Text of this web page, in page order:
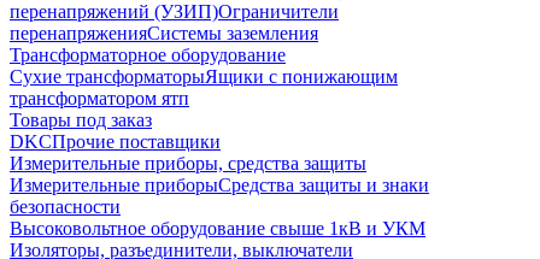
перенапряжений (УЗИП)Ограничители
перенапряженияСистемы заземления
Трансформаторное оборудование
Сухие трансформаторыЯщики с понижающим
трансформатором ятп
Товары под заказ
DKCПрочие поставщики
Измерительные приборы, средства защиты
Измерительные приборыСредства защиты и знаки
безопасности
Высоковольтное оборудование свыше 1кВ и УКМ
Изоляторы, разъединители, выключатели